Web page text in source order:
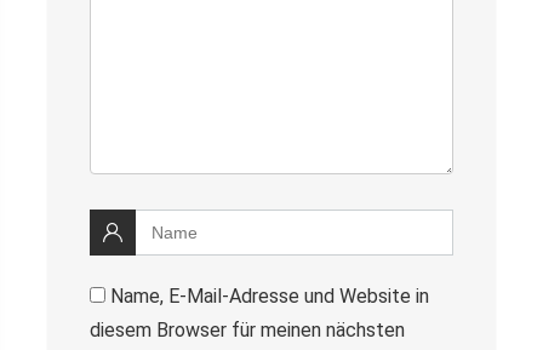
Name, E-Mail-Adresse und Website in
diesem Browser für meinen nächsten